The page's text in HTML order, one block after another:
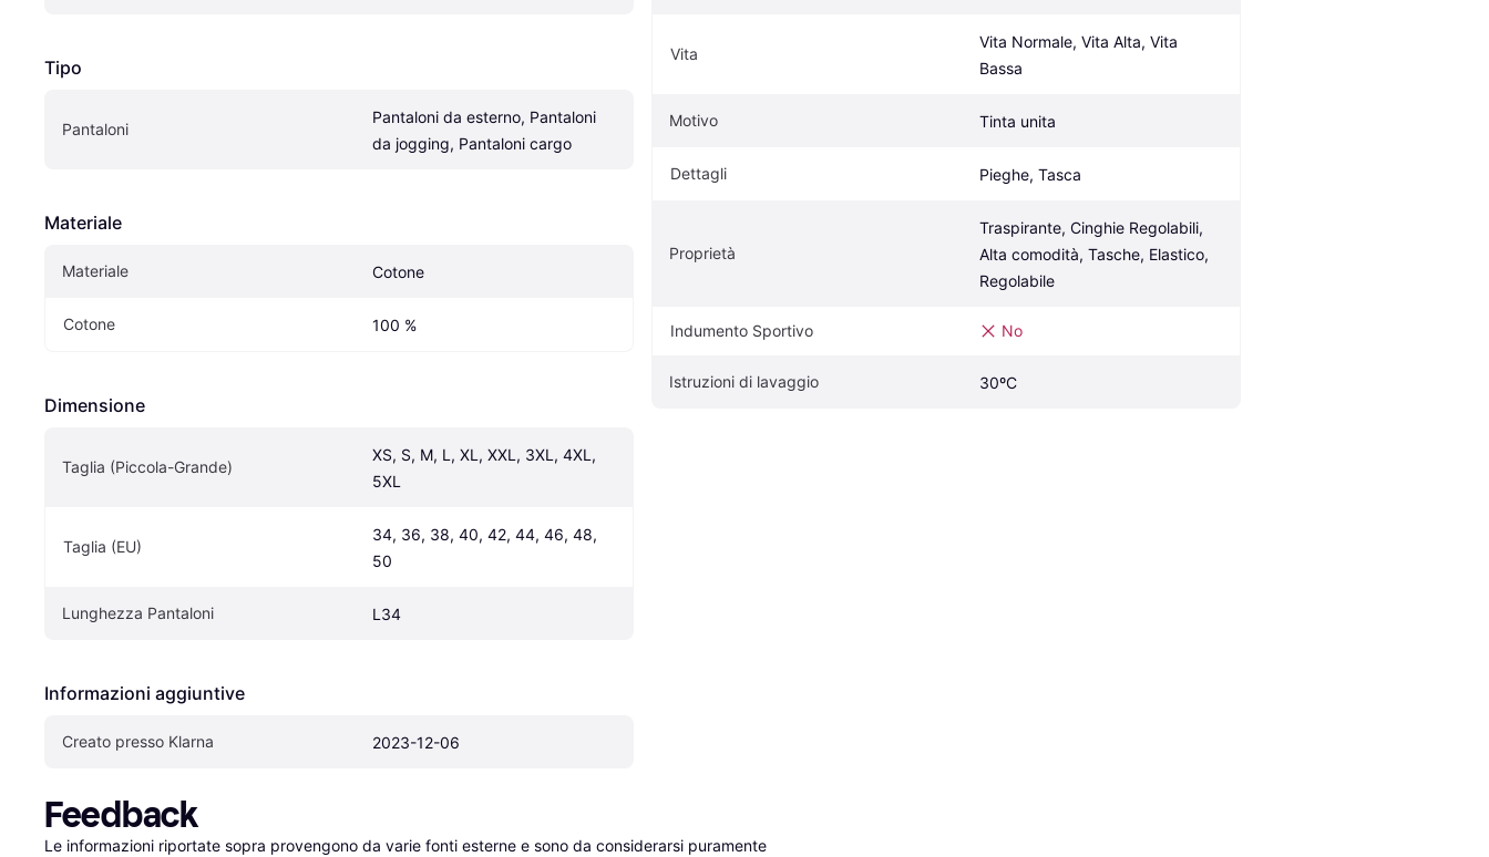
Tipo
Pantaloni
Pantaloni da esterno, Pantaloni
da jogging, Pantaloni cargo
Materiale
Materiale Cotone
Cotone 100 %
Dimensione
Taglia (Piccola-Grande)
XS, S, M, L, XL, XXL, 3XL, 4XL,
5XL
Taglia (EU)
34, 36, 38, 40, 42, 44, 46, 48,
50
Lunghezza Pantaloni L34
Informazioni aggiuntive
Creato presso Klarna 2023-12-06
Vita
Vita Normale, Vita Alta, Vita
Bassa
Motivo Tinta unita
Dettagli Pieghe, Tasca
Proprietà
Traspirante, Cinghie Regolabili,
Alta comodità, Tasche, Elastico,
Regolabile
Indumento Sportivo No
Istruzioni di lavaggio 30ºC
Feedback
Le informazioni riportate sopra provengono da varie fonti esterne e sono da considerarsi puramente